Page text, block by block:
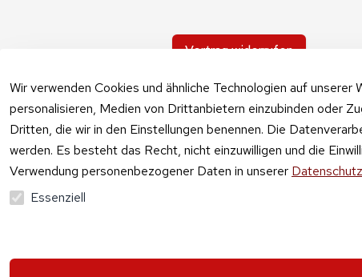
Wir verwenden Cookies und ähnliche Technologien auf
personalisieren, Medien von Drittanbietern einzubinden oder
Dritten, die wir in den Einstellungen benennen. Die
werden. Es besteht das Recht, nicht einzuwilligen und die
Verwendung personenbezogener Daten in unserer
Essenziell
Vertrag widerrufen